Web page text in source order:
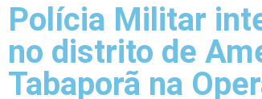
Polícia Militar
no distrito de
Tabaporã na